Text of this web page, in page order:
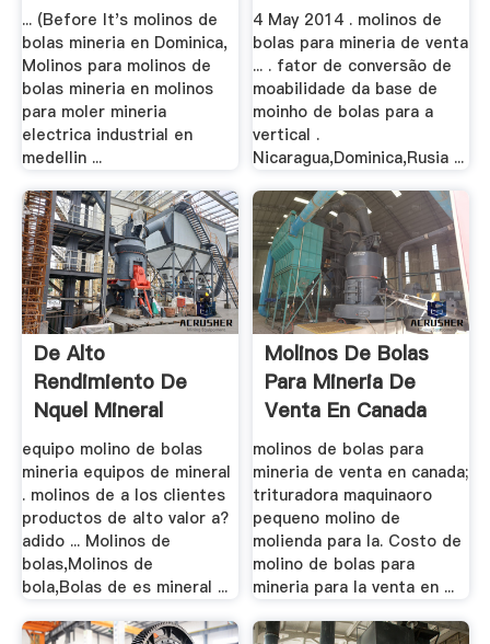
... (Before It's molinos de
bolas mineria en Dominica,
Molinos para molinos de
bolas mineria en molinos
para moler mineria
electrica industrial en
medellin ...
4 May 2014 . molinos de
bolas para mineria de venta
... . fator de conversão de
moabilidade da base de
moinho de bolas para a
vertical .
Nicaragua,Dominica,Rusia ...
De Alto
Rendimiento De
Nquel Mineral
Molino De .
equipo molino de bolas
mineria equipos de mineral
. molinos de a los clientes
productos de alto valor a?
adido ... Molinos de
bolas,Molinos de
bola,Bolas de es mineral ...
Molinos De Bolas
Para Mineria De
Venta En Canada
molinos de bolas para
mineria de venta en canada;
trituradora maquinaoro
pequeno molino de
molienda para la. Costo de
molino de bolas para
mineria para la venta en ...